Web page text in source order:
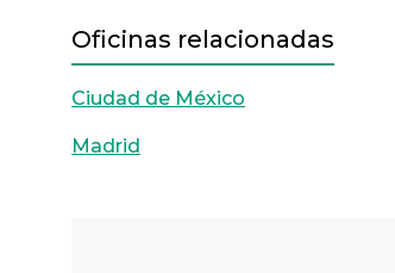
Oficinas relacionadas
Ciudad de México
Madrid